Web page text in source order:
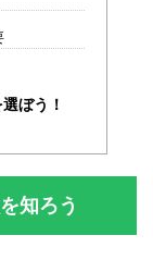
ぼう！
知ろう